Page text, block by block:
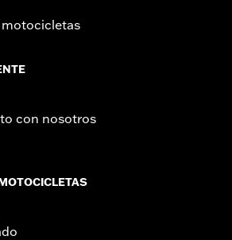
con nosotros